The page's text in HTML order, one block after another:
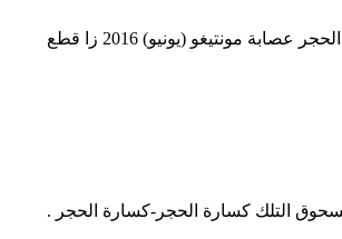
حجر كسارة عصابة مونتيغو جزء رئيسي من مبنى حجر أرمني يجلب من أرمينية حجر أفريق يجلب من أفريقيا حجر بارقي نسبة إلى بارقة قرب الكوفة حجر كسارة الحجر عصابة مونتيغو (يونيو) 2016 زا قطع
التلك كسارة الحجر-كسارة الحجر .